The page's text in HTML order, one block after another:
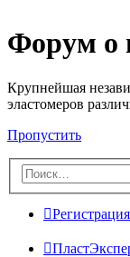
Форум о
Крупнейшая
эластомеров
Пропустить
Регистрация